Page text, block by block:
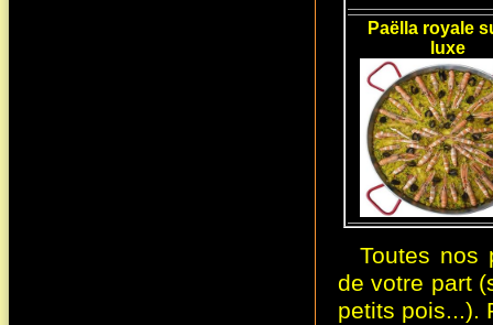
Paëlla royale
luxe
Toutes nos
de votre part
petits pois...).